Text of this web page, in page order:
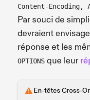
Content-Encoding,
Par souci de
devraient
réponse et les
OPTIONS que leur
En-têtes Cross-